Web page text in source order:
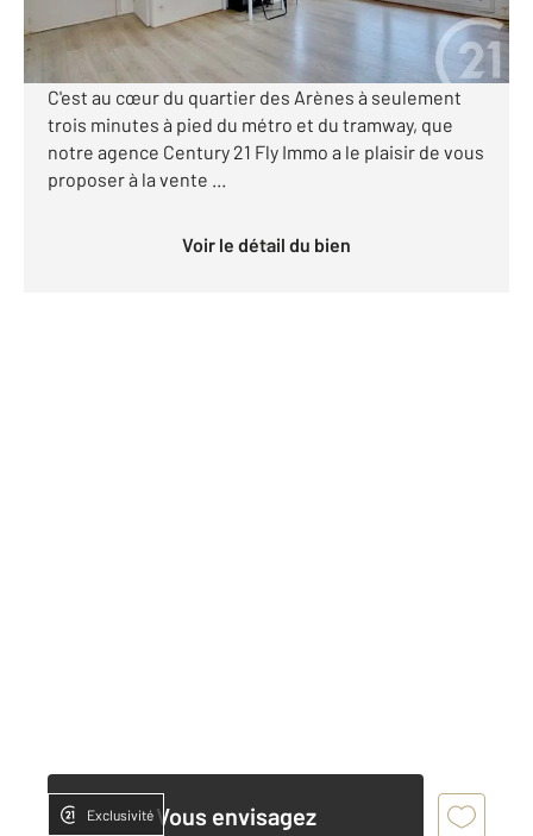
APPARTEMENT T2 + GARAGE TOULOUSE ARENES :
C'est au cœur du quartier des Arènes à seulement
trois minutes à pied du métro et du tramway, que
notre agence Century 21 Fly Immo a le plaisir de vous
proposer à la vente ...
Voir le détail du bien
Vous envisagez
Exclusivité